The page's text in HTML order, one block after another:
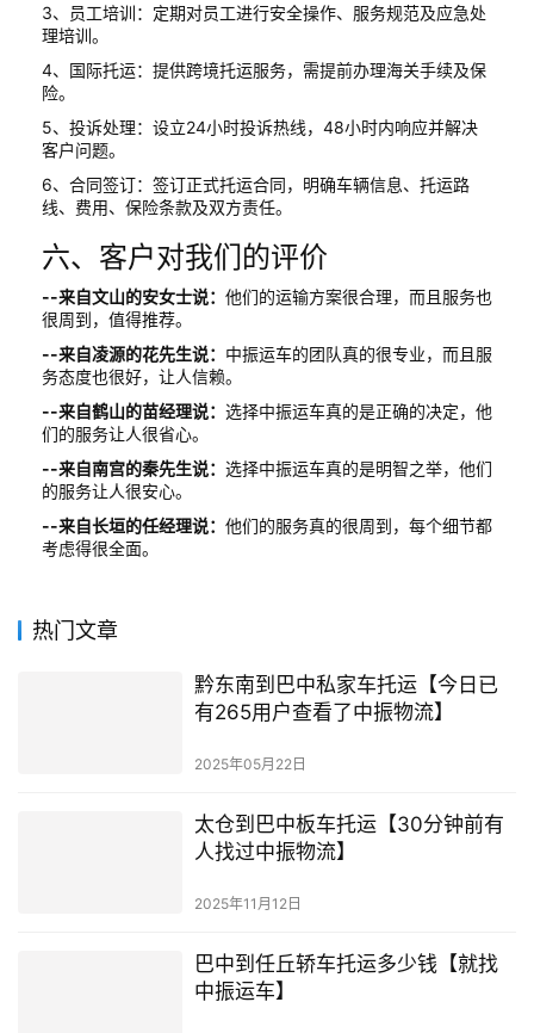
3、员工培训：定期对员工进行安全操作、服务规范及应急处
理培训。
4、国际托运：提供跨境托运服务，需提前办理海关手续及保
险。
5、投诉处理：设立24小时投诉热线，48小时内响应并解决
客户问题。
6、合同签订：签订正式托运合同，明确车辆信息、托运路
线、费用、保险条款及双方责任。
六、客户对我们的评价
--来自文山的安女士说： 他们的运输方案很合理，而且服务也
很周到，值得推荐。
--来自凌源的花先生说： 中振运车的团队真的很专业，而且服
务态度也很好，让人信赖。
--来自鹤山的苗经理说： 选择中振运车真的是正确的决定，他
们的服务让人很省心。
--来自南宫的秦先生说： 选择中振运车真的是明智之举，他们
的服务让人很安心。
--来自长垣的任经理说： 他们的服务真的很周到，每个细节都
考虑得很全面。
热门文章
黔东南到巴中私家车托运【今日已
有265用户查看了中振物流】
2025年05月22日
太仓到巴中板车托运【30分钟前有
人找过中振物流】
2025年11月12日
巴中到任丘轿车托运多少钱【就找
中振运车】